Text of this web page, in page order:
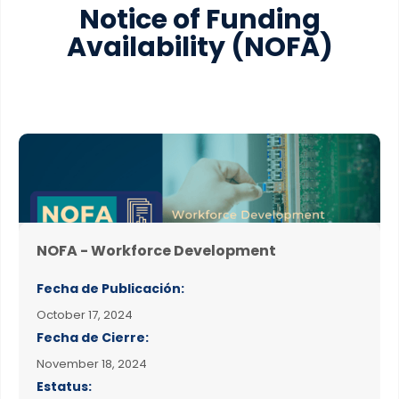
Notice of Funding
Availability(NOFA)
NOFA - Workforce Development
Fecha de Publicación:
October 17, 2024
Fecha de Cierre:
November 18, 2024
Estatus: